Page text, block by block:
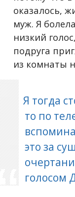
оказалось,
муж. Я
низкий
подруга
из комнаты
Я тогда
то по
это за
голосом